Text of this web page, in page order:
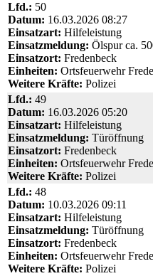
Lfd.: 50
Datum: 16.03.2026 08:27
Einsatzart: Hilfeleistung
Einsatzmeldung: Ölspur ca.
Einsatzort: Fredenbeck
Einheiten: Ortsfeuerwehr
Weitere Kräfte: Polizei
Lfd.: 49
Datum: 16.03.2026 05:20
Einsatzart: Hilfeleistung
Einsatzmeldung: Türöffnung
Einsatzort: Fredenbeck
Einheiten: Ortsfeuerwehr
Weitere Kräfte: Polizei
Lfd.: 48
Datum: 10.03.2026 09:11
Einsatzart: Hilfeleistung
Einsatzmeldung: Türöffnung
Einsatzort: Fredenbeck
Einheiten: Ortsfeuerwehr
Weitere Kräfte: Polizei